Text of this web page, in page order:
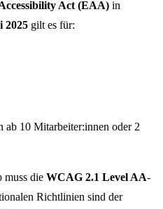
Act (EAA) in
2025 gilt es für:
ab 10 Mitarbeiter:innen oder 2
muss die WCAG 2.1 Level AA-
Richtlinien sind der